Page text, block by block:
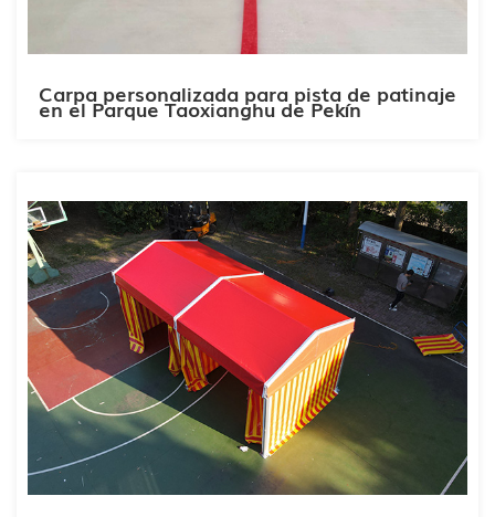
Carpa personalizada para pista de patinaje
en el Parque Taoxianghu de Pekín